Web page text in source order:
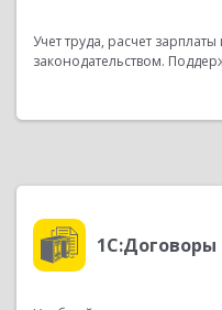
Учет труда, расчет
законодательством.
1С:Договоры